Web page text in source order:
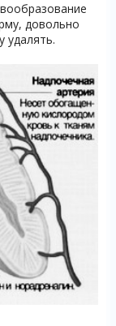
довольно
удалять.